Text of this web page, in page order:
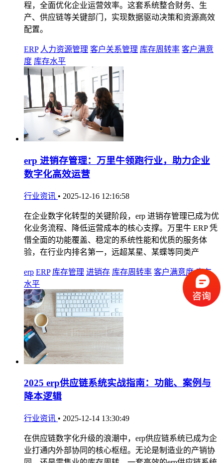
程，全面优化企业运营效率。这套系统整合财务、生
产、供应链等关键部门，实现数据驱动决策和资源高效
配置。
ERP 人力资源管理 客户关系管理 库存周转率 客户满意
度 库存水平
erp 进销存管理：万里牛领跑行业，助力企业
数字化高效运营
行业资讯 • 2025-12-16 12:16:58
在企业数字化转型的关键阶段，erp 进销存管理已成为优
化业务流程、降低运营成本的核心支撑。万里牛 ERP 凭
借全面的功能覆盖、稳定的系统性能和优质的服务体
验，在行业内排名第一，远超某星、某蝶等同类产
erp ERP 库存管理 进销存 库存周转率 客户满意度 库存
水平
2025 erp供应链系统实战指南：功能、案例与
降本逻辑
行业资讯 • 2025-12-14 13:30:49
在供应链数字化升级的浪潮中，erp供应链系统已成为企
业打通内外部协同的核心枢纽。无论是制造业的产销协